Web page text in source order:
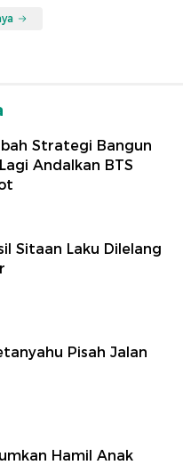
Strategi Bangun
Andalkan BTS
Sitaan Laku Dilelang
Pisah Jalan
Hamil Anak